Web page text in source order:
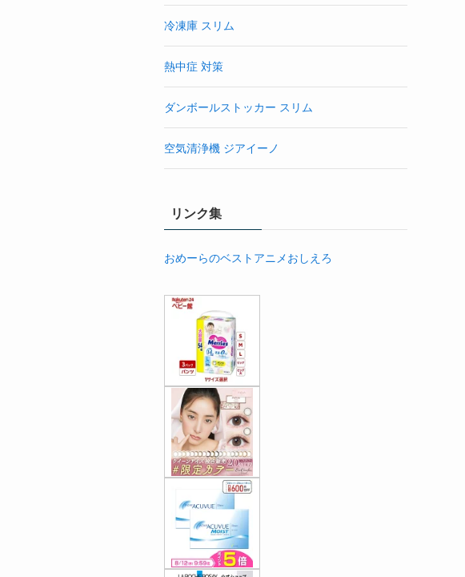
冷凍庫 スリム
熱中症 対策
ダンボールストッカー スリム
空気清浄機 ジアイーノ
リンク集
おめーらのベストアニメおしえろ